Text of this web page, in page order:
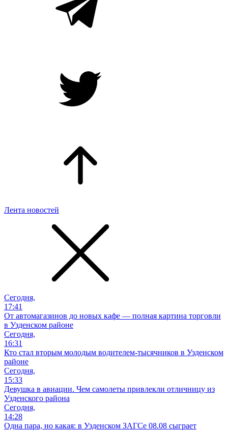
Лента новостей
Сегодня,
17:41
От автомагазинов до новых кафе — полная картина торговли
в Узденском районе
Сегодня,
16:31
Кто стал вторым молодым водителем-тысячников в Узденском
районе
Сегодня,
15:33
Девушка в авиации. Чем самолеты привлекли отличницу из
Узденского района
Сегодня,
14:28
Одна пара, но какая: в Узденском ЗАГСе 08.08 сыграет